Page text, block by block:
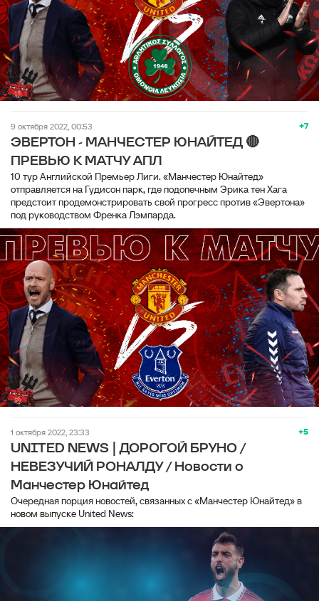
+7
9 октября 2022, 00:53
ЭВЕРТОН - МАНЧЕСТЕР ЮНАЙТЕД 🔴
ПРЕВЬЮ К МАТЧУ АПЛ
10 тур Английской Премьер Лиги. «Манчестер Юнайтед»
отправляется на Гудисон парк, где подопечным Эрика тен Хага
предстоит продемонстрировать свой прогресс против «Эвертона»
под руководством Френка Лэмпарда.
+5
1 октября 2022, 23:33
UNITED NEWS | ДОРОГОЙ БРУНО /
НЕВЕЗУЧИЙ РОНАЛДУ / Новости о
Манчестер Юнайтед
Очередная порция новостей, связанных с «Манчестер Юнайтед» в
новом выпуске United News: